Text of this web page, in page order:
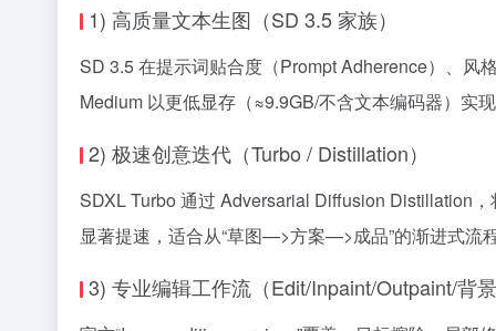
1) 高质量文本生图（SD 3.5 家族）
SD 3.5 在提示词贴合度（Prompt Adherence）、风
Medium 以更低显存（≈9.9GB/不含文本编码器）实
2) 极速创意迭代（Turbo / Distillation）
SDXL Turbo 通过 Adversarial Diffusion Distillation
显著提速，适合从“草图—>方案—>成品”的渐进式流
3) 专业编辑工作流（Edit/Inpaint/Outpaint/背